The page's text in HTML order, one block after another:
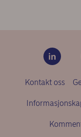
Kontakt oss